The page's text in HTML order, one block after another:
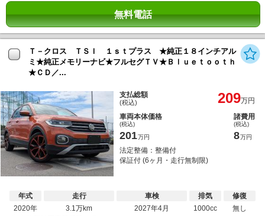
無料電話
Ｔ－クロス ＴＳＩ １ｓｔプラス ★純正１８インチアル
ミ★純正メモリーナビ★フルセグＴＶ★Ｂｌｕｅｔｏｏｔｈ
★ＣＤ／...
支払総額
(税込) 209万円
車両本体価格
(税込)
201万円
諸費用
(税込)
8万円
法定整備：整備付
保証付 (6ヶ月・走行無制限)
年式
2020年
走行
3.1万km
車検
2027年4月
排気
1000cc
修復
無し